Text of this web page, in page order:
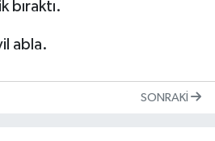
bıraktı.
abla.
SONRAKI